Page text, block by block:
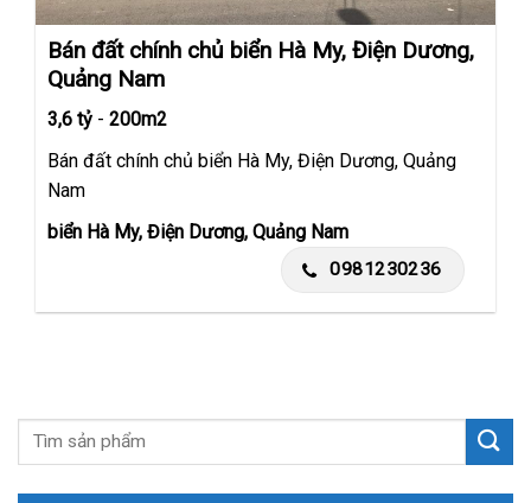
Bán đất chính chủ biển Hà My, Điện Dương,
Quảng Nam
3,6 tỷ - 200m2
Bán đất chính chủ biển Hà My, Điện Dương, Quảng
Nam
biển Hà My, Điện Dương, Quảng Nam
0981230236